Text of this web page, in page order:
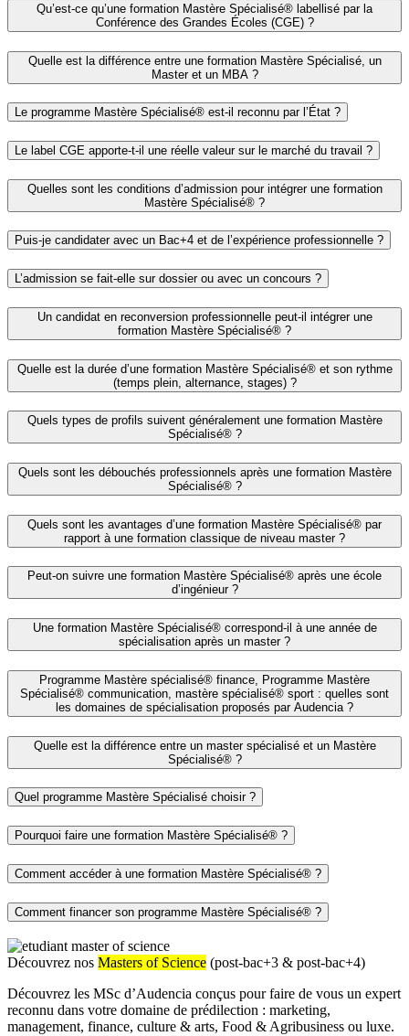
Qu’est-ce qu’une formation Mastère Spécialisé® labellisé par la
Conférence des Grandes Écoles (CGE) ?
Quelle est la différence entre une formation Mastère Spécialisé, un
Master et un MBA ?
Le programme Mastère Spécialisé® est-il reconnu par l’État ?
Le label CGE apporte-t-il une réelle valeur sur le marché du travail ?
Quelles sont les conditions d’admission pour intégrer une formation
Mastère Spécialisé® ?
Puis-je candidater avec un Bac+4 et de l’expérience professionnelle ?
L’admission se fait-elle sur dossier ou avec un concours ?
Un candidat en reconversion professionnelle peut-il intégrer une
formation Mastère Spécialisé® ?
Quelle est la durée d’une formation Mastère Spécialisé® et son rythme
(temps plein, alternance, stages) ?
Quels types de profils suivent généralement une formation Mastère
Spécialisé® ?
Quels sont les débouchés professionnels après une formation Mastère
Spécialisé® ?
Quels sont les avantages d’une formation Mastère Spécialisé® par
rapport à une formation classique de niveau master ?
Peut-on suivre une formation Mastère Spécialisé® après une école
d’ingénieur ?
Une formation Mastère Spécialisé® correspond-il à une année de
spécialisation après un master ?
Programme Mastère spécialisé® finance, Programme Mastère
Spécialisé® communication, mastère spécialisé® sport : quelles sont
les domaines de spécialisation proposés par Audencia ?
Quelle est la différence entre un master spécialisé et un Mastère
Spécialisé® ?
Quel programme Mastère Spécialisé choisir ?
Pourquoi faire une formation Mastère Spécialisé® ?
Comment accéder à une formation Mastère Spécialisé® ?
Comment financer son programme Mastère Spécialisé® ?
Découvrez nos Masters of Science (post-bac+3 & post-bac+4)
Découvrez les MSc d’Audencia conçus pour faire de vous un expert
reconnu dans votre domaine de prédilection : marketing,
management, finance, culture & arts, Food & Agribusiness ou luxe.